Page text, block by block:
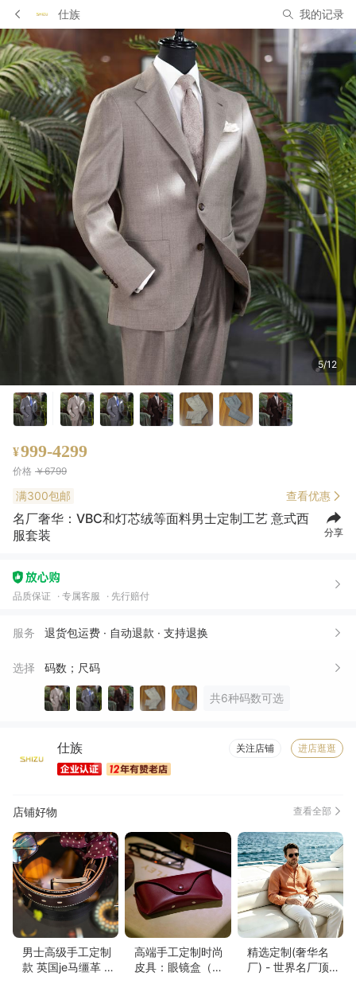
仕族 我的记录
6/12
¥999-4299
价格 ￥6799
满300包邮 查看优惠
名厂奢华：VBC和灯芯绒等面料男士定制工艺 意式西
服套装
分享
品质保证 专属客服 先行赔付
服务 退货包运费 · 自动退款 · 支持退换
选择 码数；尺码
共6种码数可选
仕族 关注店铺 进店逛逛
店铺好物 查看全部
男士高级手工定制
款 英国je马缰革 皮
高端手工定制时尚
皮具：眼镜盒（植
精选定制(奢华名
厂) - 世界名厂顶奢